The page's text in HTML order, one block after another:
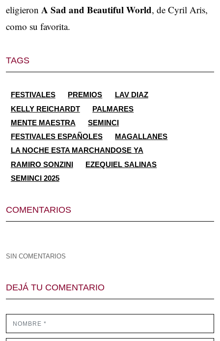
eligieron A Sad and Beautiful World, de Cyril Aris,
como su favorita.
TAGS
FESTIVALES PREMIOS
LAV DIAZ
KELLY REICHARDT
PALMARES
MENTE MAESTRA
SEMINCI
FESTIVALES ESPAÑOLES
MAGALLANES
LA NOCHE ESTA MARCHANDOSE YA
RAMIRO SONZINI
EZEQUIEL SALINAS
SEMINCI 2025
COMENTARIOS
SIN COMENTARIOS
DEJÁ TU COMENTARIO